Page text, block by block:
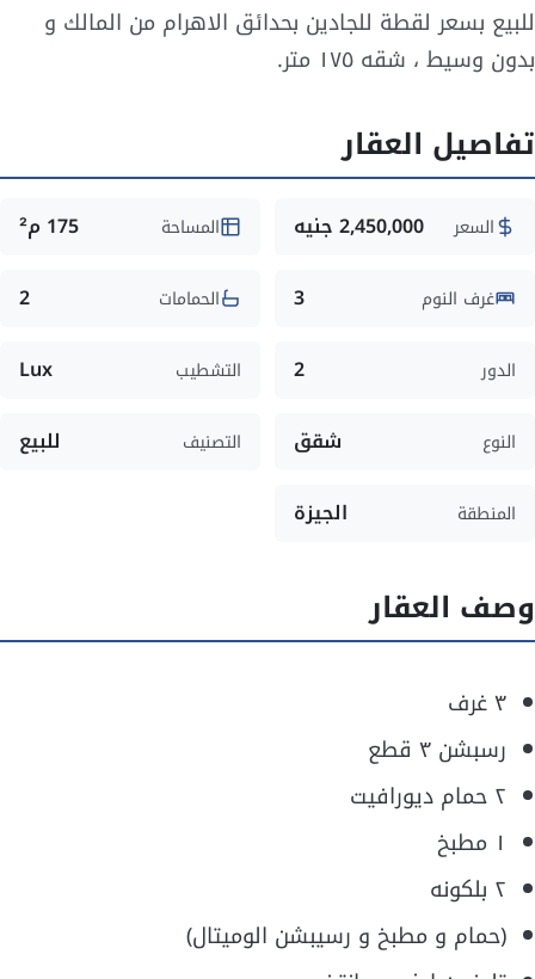
للبيع بسعر لقطة للجادين بحدائق الاهرام من المالك و
بدون وسيط ، شقه ١٧٥ متر.
تفاصيل العقار
السعر 2,450,000 جنيه المساحة 175 م²
غرف النوم 3 الحمامات 2
الدور 2 التشطيب Lux
النوع شقق التصنيف للبيع
المنطقة الجيزة
وصف العقار
٣ غرف
رسبشن ٣ قطع
٢ حمام ديورافيت
١ مطبخ
٢ بلكونه
(حمام و مطبخ و رسيبشن الوميتال)